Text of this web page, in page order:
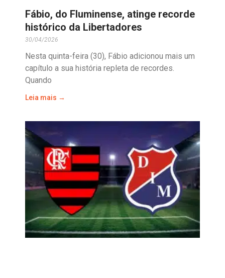
Fábio, do Fluminense, atinge recorde
histórico da Libertadores
30/04/2026
Nesta quinta-feira (30), Fábio adicionou mais um
capítulo a sua história repleta de recordes.
Quando
Leia mais →